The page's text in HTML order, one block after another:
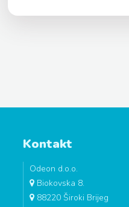
Kontakt
Odeon d.o.o.
Biokovska 8.
88220 Široki Brijeg